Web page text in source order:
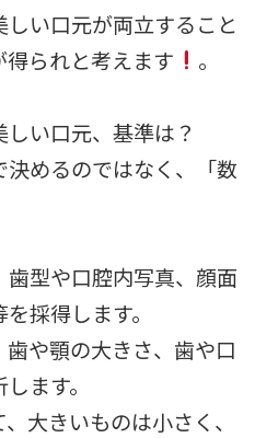
い口元が両立すること
られと考えます
。
い口元、基準は？
めるのではなく、「数
型や口腔内写真、顔面
採得します。
や顎の大きさ、歯や口
ます。
大きいものは小さく、